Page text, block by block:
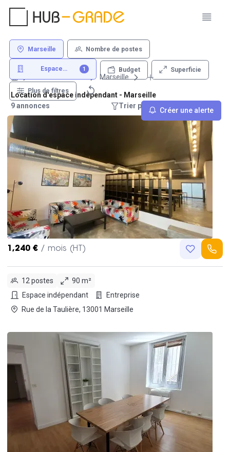
Marseille Nombre de postes
Espace
1 Budget Superficie
Plus de filtres
Créer une alerte
Marseille
Location d'espace indépendant - Marseille
9 annonces
Trier par : Recommandations
1,240 € / mois (HT)
12 postes
90 m²
Espace indépendant
Entreprise
Rue de la Taulière, 13001 Marseille